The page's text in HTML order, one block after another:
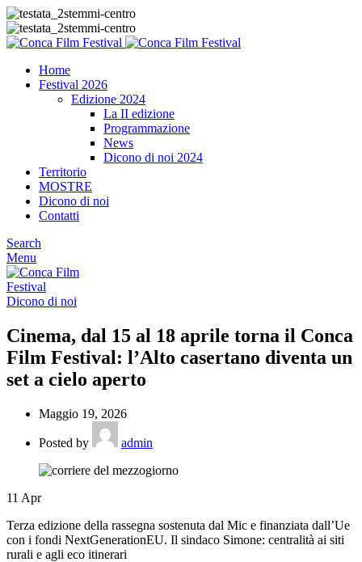
Home
Festival 2026
Edizione 2024
La II edizione
Programmazione
News
Dicono di noi 2024
Territorio
MOSTRE
Dicono di noi
Contatti
Search
Menu
Dicono di noi
Cinema, dal 15 al 18 aprile torna il Conca
Film Festival: l’Alto casertano diventa un
set a cielo aperto
Maggio 19, 2026
Posted by admin
11 Apr
Terza edizione della rassegna sostenuta dal Mic e finanziata dall’Ue
con i fondi NextGenerationEU. Il sindaco Simone: centralità ai siti
rurali e agli eco itinerari